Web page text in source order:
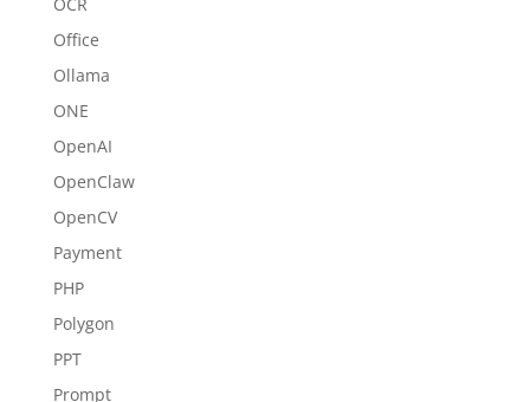
Office
Ollama
ONE
OpenAI
OpenClaw
OpenCV
Payment
PHP
Polygon
PPT
Prompt